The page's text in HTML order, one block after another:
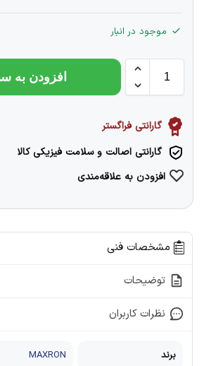
موجود در انبار
افزودن به
گارانتی فراگستر
گارانتی اصالت و سلامت فیزیکی کالا
افزودن به علاقه‌مندی
مشخصات فنی
توضیحات
نظرات کاربران
برند MAXRON